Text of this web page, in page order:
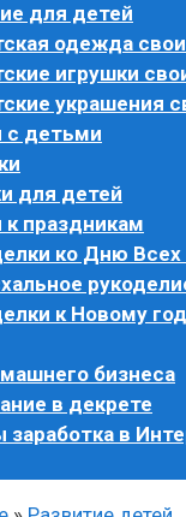
для детей
одежда
игрушки
украшения
с детьми
для детей
к праздникам
ко Дню
к Новому
бизнеса
в декрете
заработка в